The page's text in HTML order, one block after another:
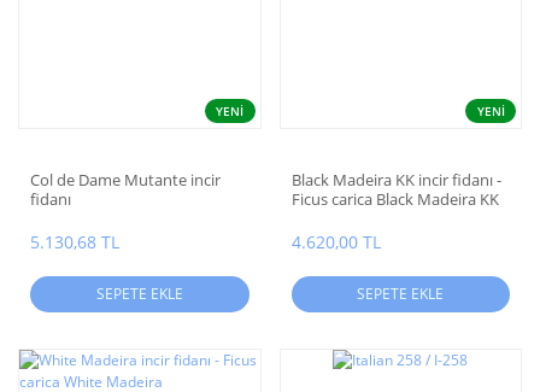
YENİ
Col de Dame Mutante incir
fidanı
5.130,68 TL
SEPETE EKLE
YENİ
Black Madeira KK incir fidanı -
Ficus carica Black Madeira KK
4.620,00 TL
SEPETE EKLE